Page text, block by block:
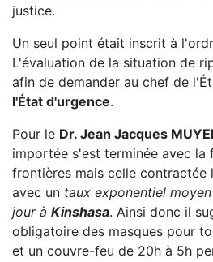
justice.
Un seul point était inscrit à
L'évaluation de la situation de
afin de demander au chef de
l'État d'urgence.
Pour le Dr. Jean Jacques
importée s'est terminée avec la
frontières mais celle contractée
avec un taux exponentiel
jour à Kinshasa. Ainsi donc il
obligatoire des masques pour
et un couvre-feu de 20h à 5h